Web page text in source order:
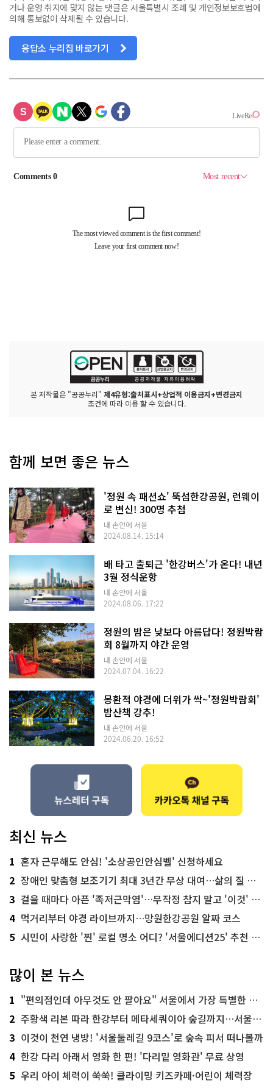
거나 운영 취지에 맞지 않는 댓글은 서울특별시 조례 및 개인정보보호법에
의해 통보없이 삭제될 수 있습니다.
응답소 누리집 바로가기
본 저작물은 "공공누리" 제4유형:출처표시+상업적 이용금지+변경금지
조건에 따라 이용 할 수 있습니다.
함께 보면 좋은 뉴스
'정원 속 패션쇼' 뚝섬한강공원, 런웨이
로 변신! 300명 추첨
내 손안에 서울
2024.08.14. 15:14
배 타고 출퇴근 '한강버스'가 온다! 내년
3월 정식운항
내 손안에 서울
2024.08.06. 17:22
정원의 밤은 낮보다 아름답다! 정원박람
회 8월까지 야간 운영
내 손안에 서울
2024.07.04. 16:22
몽환적 야경에 더위가 싹~'정원박람회'
밤산책 강추!
내 손안에 서울
2024.06.20. 16:52
최신 뉴스
1 혼자 근무해도 안심! '소상공인안심벨' 신청하세요
2 장애인 맞춤형 보조기기 최대 3년간 무상 대여…삶의 질 높인다
3 걸을 때마다 아픈 '족저근막염'…무작정 참지 말고 '이것' 해보세요!
4 먹거리부터 야경 라이브까지…망원한강공원 알짜 코스
5 시민이 사랑한 '찐' 로컬 명소 어디? '서울에디션25' 추천 코스
많이 본 뉴스
1 "편의점인데 아무것도 안 팔아요" 서울에서 가장 특별한 편의점의 정체
2 주황색 리본 따라 한강부터 메타세쿼이아 숲길까지…서울둘레길 15코스
3 이것이 천연 냉방! '서울둘레길 9코스'로 숲속 피서 떠나볼까
4 한강 다리 아래서 영화 한 편! '다리밑 영화관' 무료 상영
5 우리 아이 체력이 쑥쑥! 클라이밍 키즈카페·어린이 체력장